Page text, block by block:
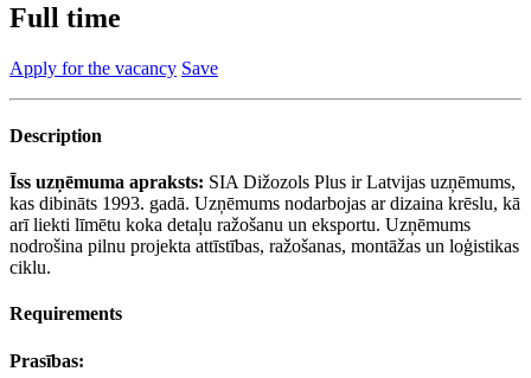
Full time
Apply for the vacancy Save
Description
Īss uzņēmuma apraksts: SIA Dižozols Plus ir Latvijas uzņēmums,
kas dibināts 1993. gadā. Uzņēmums nodarbojas ar dizaina krēslu, kā
arī liekti līmētu koka detaļu ražošanu un eksportu. Uzņēmums
nodrošina pilnu projekta attīstības, ražošanas, montāžas un loģistikas
ciklu.
Requirements
Prasības: